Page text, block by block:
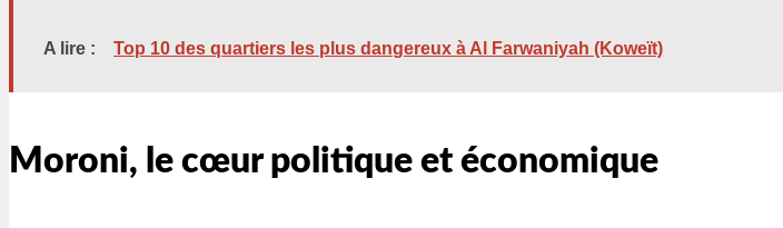
A lire : Top 10 des quartiers les plus dangereux à Al Farwaniyah (Koweït)
Moroni, le cœur politique et économique